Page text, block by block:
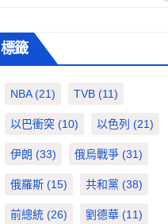
標籤
NBA(21) TVB(11)
以巴衝突(10) 以色列 (21)
伊朗 (33) 俄烏戰爭(31)
俄羅斯(15) 共和黨(38)
前總統(26) 劉德華(11)